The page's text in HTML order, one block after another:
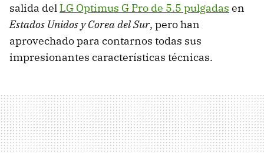
salida del LG Optimus G Pro de 5.5 pulgadas en
Estados Unidos y Corea del Sur, pero han
aprovechado para contarnos todas sus
impresionantes características técnicas.